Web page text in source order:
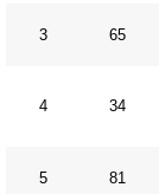
3 65
4 34
5 81